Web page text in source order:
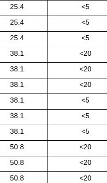
25.4
<5
25.4
<5
25.4
<5
38.1
<20
38.1
<20
38.1
<20
38.1
<5
38.1
<5
38.1
<5
50.8
<20
50.8
<20
50.8
<20